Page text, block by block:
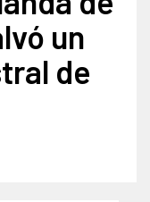
un
de